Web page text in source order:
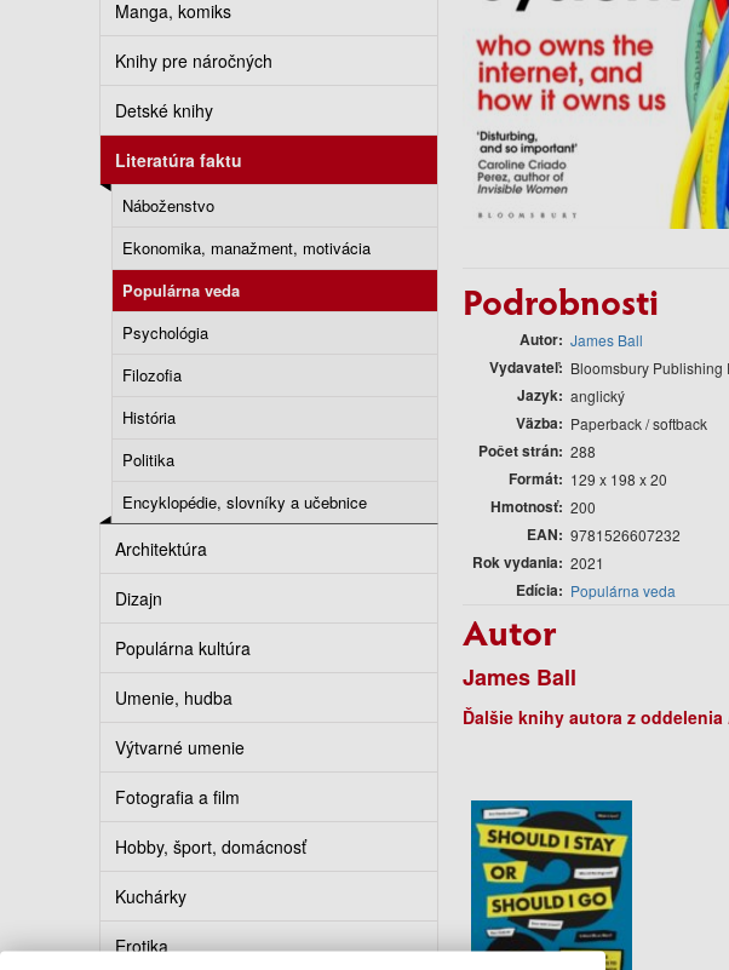
Manga, komiks
Knihy pre náročných
Detské knihy
Literatúra faktu
Náboženstvo
Ekonomika, manažment, motivácia
Populárna veda
Psychológia
Filozofia
História
Politika
Encyklopédie, slovníky a učebnice
Architektúra
Dizajn
Populárna kultúra
Umenie, hudba
Výtvarné umenie
Fotografia a film
Hobby, šport, domácnosť
Kuchárky
Erotika
Podrobnosti
Autor James Ball
Vydavateľ Bloomsbury Publishing
Jazyk anglický
Väzba Paperback / softback
Počet strán 288
Formát 129 x 198 x 20
Hmotnosť 200
EAN 9781526607232
Rok vydania 2021
Edícia Populárna veda
Autor
James Ball
Ďalšie knihy autora z oddelenia